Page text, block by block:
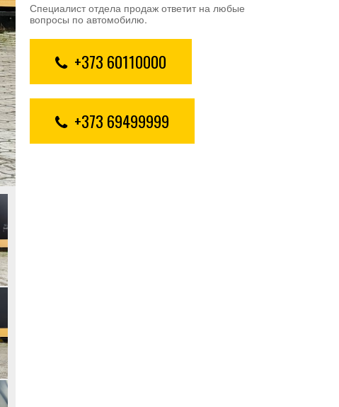
Специалист отдела продаж ответит на любые
вопросы по автомобилю.
+373 60110000
+373 69499999